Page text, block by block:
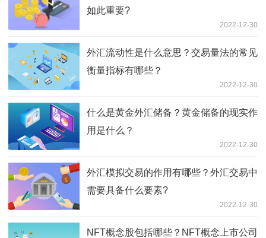
如此重要?
2022-12-30
外汇流动性是什么意思？交易量法的常见
衡量指标有哪些？
2022-12-30
什么是黄金外汇储备？黄金储备的现实作
用是什么？
2022-12-30
外汇模拟交易的作用有哪些？外汇交易中
需要具备什么要素?
2022-12-30
NFT概念股包括哪些？NFT概念上市公司